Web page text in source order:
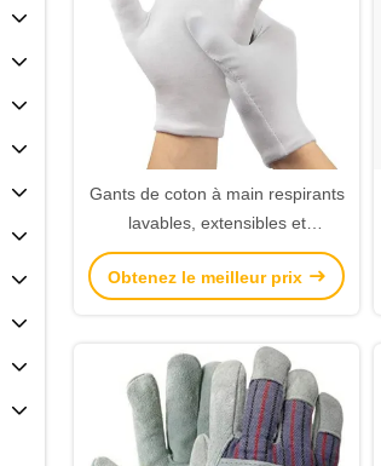
Gants de coton à main respirants
lavables, extensibles et
respirants pour l'inspection et la
sécurité au travail
Obtenez le meilleur prix